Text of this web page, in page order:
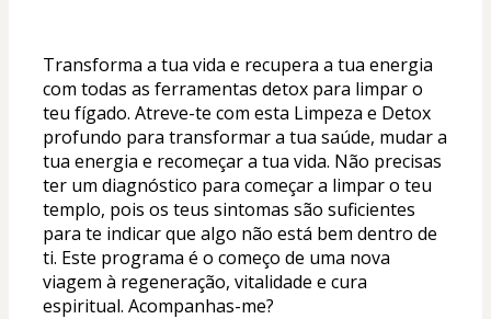
Transforma a tua vida e recupera a tua energia
com todas as ferramentas detox para limpar o
teu fígado. Atreve-te com esta Limpeza e Detox
profundo para transformar a tua saúde, mudar a
tua energia e recomeçar a tua vida. Não precisas
ter um diagnóstico para começar a limpar o teu
templo, pois os teus sintomas são suficientes
para te indicar que algo não está bem dentro de
ti. Este programa é o começo de uma nova
viagem à regeneração, vitalidade e cura
espiritual. Acompanhas-me?